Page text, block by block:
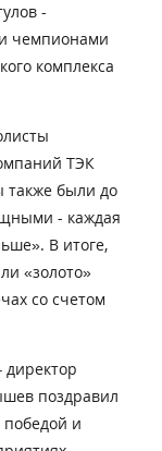
-
чемпионами
комплекса
ТЭК
также были до
- каждая
В итоге,
«золото»
со счетом
директор
поздравил
и